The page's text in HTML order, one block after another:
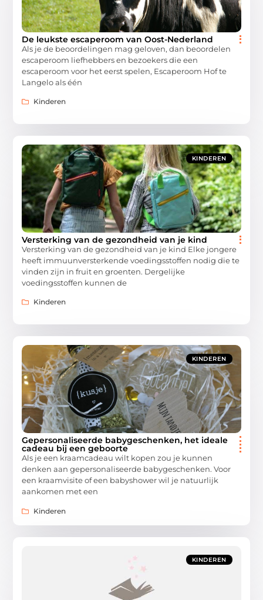
De leukste escaperoom van Oost-Nederland
Als je de beoordelingen mag geloven, dan beoordelen
escaperoom liefhebbers en bezoekers die een
escaperoom voor het eerst spelen, Escaperoom Hof te
Langelo als één
Kinderen
KINDEREN
Versterking van de gezondheid van je kind
Versterking van de gezondheid van je kind Elke jongere
heeft immuunversterkende voedingsstoffen nodig die te
vinden zijn in fruit en groenten. Dergelijke
voedingsstoffen kunnen de
Kinderen
KINDEREN
Gepersonaliseerde babygeschenken, het ideale
cadeau bij een geboorte
Als je een kraamcadeau wilt kopen zou je kunnen
denken aan gepersonaliseerde babygeschenken. Voor
een kraamvisite of een babyshower wil je natuurlijk
aankomen met een
Kinderen
KINDEREN